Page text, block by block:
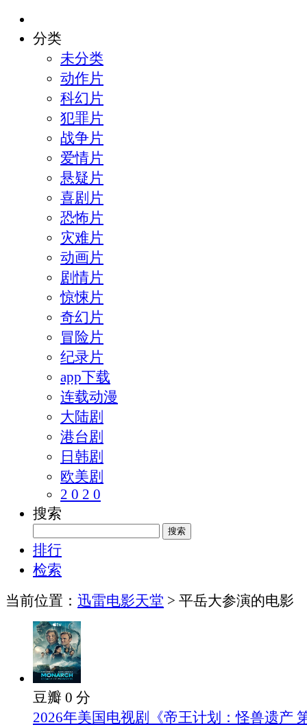
分类
未分类
动作片
科幻片
犯罪片
战争片
爱情片
悬疑片
喜剧片
恐怖片
灾难片
动画片
剧情片
惊悚片
奇幻片
冒险片
纪录片
app下载
连载动漫
大陆剧
港台剧
日韩剧
欧美剧
2 0 2 0
搜索
排行
检索
当前位置： 迅雷电影天堂 > 平岳大参演的电影
豆瓣 0 分
2026年美国电视剧《帝王计划：怪兽遗产